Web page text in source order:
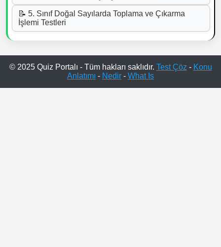
📝 5. Sınıf Doğal Sayılarda Toplama ve Çıkarma
İşlemi Testleri
© 2025 Quiz Portalı - Tüm hakları saklıdır. Test Çöz - Konu
Anlatımı - Nedir - What Is